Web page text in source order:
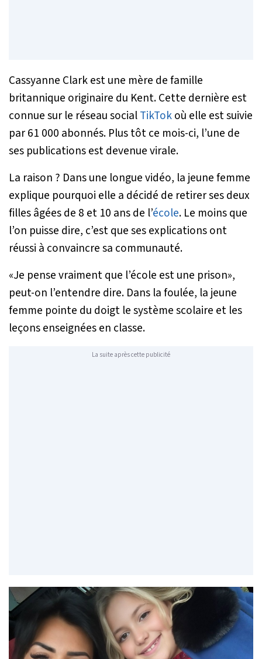
Cassyanne Clark est une mère de famille
britannique originaire du Kent. Cette dernière est
connue sur le réseau socialTikTokoù elle est suivie
par 61 000 abonnés. Plus tôt ce mois-ci, l’une de
ses publications est devenue virale.
La raison ? Dans une longue vidéo, la jeune femme
explique pourquoi elle a décidé de retirer ses deux
filles âgées de 8 et 10 ans de l’école. Le moins que
l’on puisse dire, c’est que ses explications ont
réussi à convaincre sa communauté.
«Je pense vraiment que l’école est une prison»,
peut-on l’entendre dire. Dans la foulée, la jeune
femme pointe du doigt le système scolaire et les
leçons enseignées en classe.
La suite après cette publicité